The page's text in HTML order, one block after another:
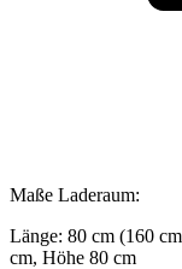
Maße Laderaum:
Länge: 80 cm (160
cm, Höhe 80 cm